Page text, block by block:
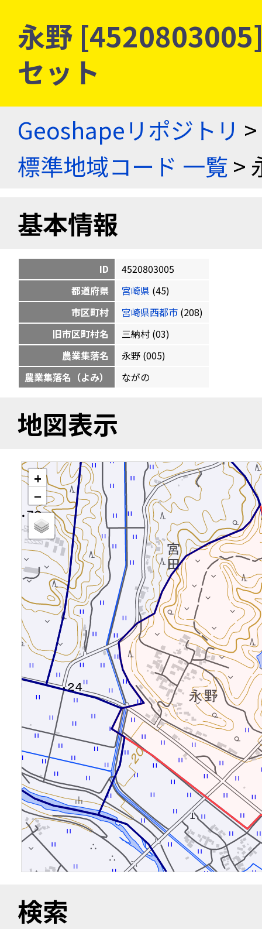
永野
セット
Geoshapeリポジトリ >
標準地域コード 一覧>
基本情報
ID
4520803005
都道府県
宮崎県 (45)
市区町村
宮崎県西都市 (208)
旧市区町村名
三納村 (03)
農業集落名
永野 (005)
農業集落名（よみ）
ながの
地図表示
+
−
検索